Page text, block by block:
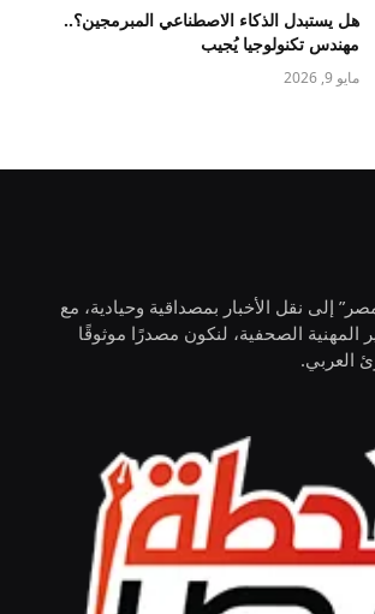
هل يستبدل الذكاء الاصطناعي المبرمجين؟..
مهندس تكنولوجيا يُجيب
مايو 9, 2026
إلى نقل الأخبار بمصداقية وحيادية، مع
المهنية الصحفية، لنكون مصدرًا موثوقًا
العربي.